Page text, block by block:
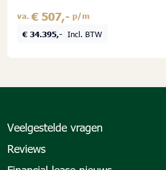
va. € 507,- p/m
€ 34.395,- Incl. BTW
Veelgestelde vragen
Reviews